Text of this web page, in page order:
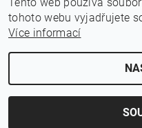
2026 © Fitness zone, všechna
tohoto webu vyjadřujete
Více informací